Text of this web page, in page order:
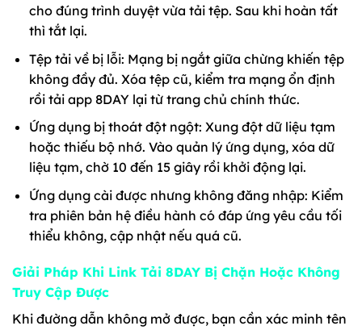
cho đúng trình duyệt vừa tải tệp. Sau khi hoàn tất
thì tắt lại.
Tệp tải về bị lỗi: Mạng bị ngắt giữa chừng khiến tệp
không đầy đủ. Xóa tệp cũ, kiểm tra mạng ổn định
rồi tải app 8DAY lại từ trang chủ chính thức.
Ứng dụng bị thoát đột ngột: Xung đột dữ liệu tạm
hoặc thiếu bộ nhớ. Vào quản lý ứng dụng, xóa dữ
liệu tạm, chờ 10 đến 15 giây rồi khởi động lại.
Ứng dụng cài được nhưng không đăng nhập: Kiểm
tra phiên bản hệ điều hành có đáp ứng yêu cầu tối
thiểu không, cập nhật nếu quá cũ.
Giải Pháp Khi Link Tải 8DAY Bị Chặn Hoặc Không
Truy Cập Được
Khi đường dẫn không mở được, bạn cần xác minh tên